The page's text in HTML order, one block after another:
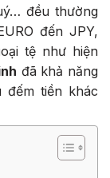
đều thường
đến JPY,
tệ như hiện
đã khả năng
đếm tiền khác